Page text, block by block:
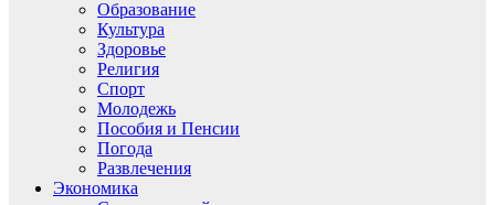
Образование
Культура
Здоровье
Религия
Спорт
Молодежь
Пособия и Пенсии
Погода
Развлечения
Экономика